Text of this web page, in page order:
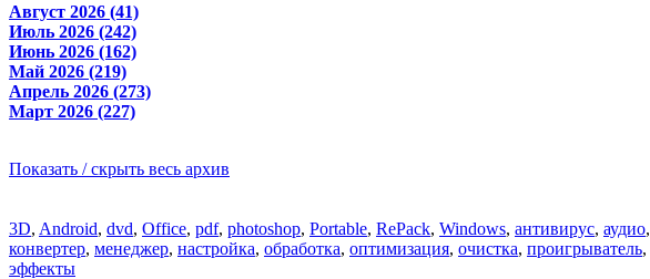
Август 2026 (41)
Июль 2026 (242)
Июнь 2026 (162)
Май 2026 (219)
Апрель 2026 (273)
Март 2026 (227)
Показать / скрыть весь архив
3D, Android, dvd, Office, pdf, photoshop, Portable, RePack, Windows, антивирус, аудио,
конвертер, менеджер, настройка, обработка, оптимизация, очистка, проигрыватель,
эффекты